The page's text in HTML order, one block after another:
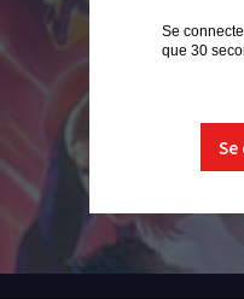
Se
que 30